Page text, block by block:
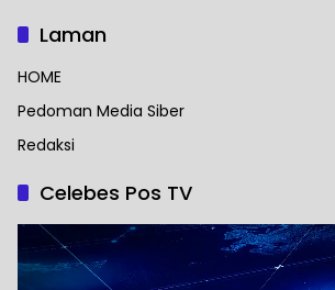
Laman
HOME
Pedoman Media Siber
Redaksi
Celebes Pos TV
Pemutar
Video